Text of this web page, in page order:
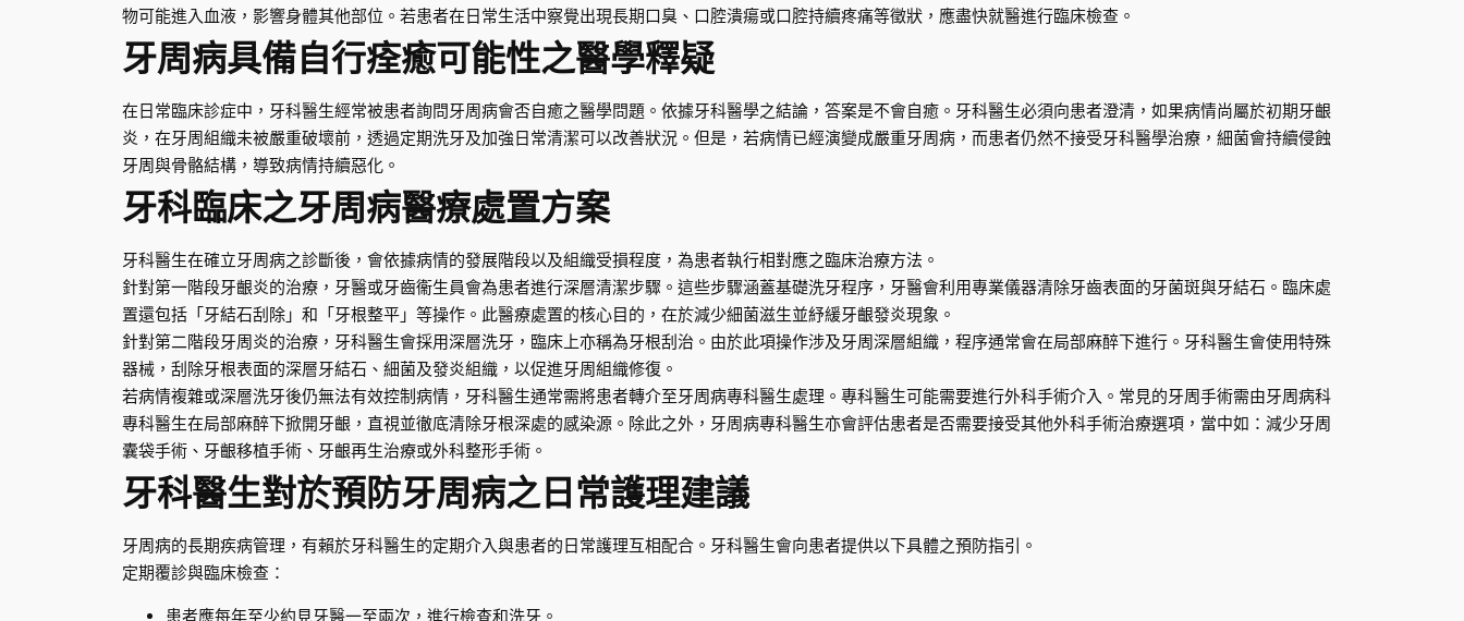
物可能進入血液，影響身體其他部位。若患者在日常生活中察覺出現長期口臭、口腔潰瘍或口腔持續疼痛等徵狀，應盡快就醫進行臨床檢查。
牙周病具備自行痊癒可能性之醫學釋疑
在日常臨床診症中，牙科醫生經常被患者詢問牙周病會否自癒之醫學問題。依據牙科醫學之結論，答案是不會自癒。牙科醫生必須向患者澄清，如果病情尚屬於初期牙齦
炎，在牙周組織未被嚴重破壞前，透過定期洗牙及加強日常清潔可以改善狀況。但是，若病情已經演變成嚴重牙周病，而患者仍然不接受牙科醫學治療，細菌會持續侵蝕
牙周與骨骼結構，導致病情持續惡化。
牙科臨床之牙周病醫療處置方案
牙科醫生在確立牙周病之診斷後，會依據病情的發展階段以及組織受損程度，為患者執行相對應之臨床治療方法。
針對第一階段牙齦炎的治療，牙醫或牙齒衞生員會為患者進行深層清潔步驟。這些步驟涵蓋基礎洗牙程序，牙醫會利用專業儀器清除牙齒表面的牙菌斑與牙結石。臨床處
置還包括「牙結石刮除」和「牙根整平」等操作。此醫療處置的核心目的，在於減少細菌滋生並紓緩牙齦發炎現象。
針對第二階段牙周炎的治療，牙科醫生會採用深層洗牙，臨床上亦稱為牙根刮治。由於此項操作涉及牙周深層組織，程序通常會在局部麻醉下進行。牙科醫生會使用特殊
器械，刮除牙根表面的深層牙結石、細菌及發炎組織，以促進牙周組織修復。
若病情複雜或深層洗牙後仍無法有效控制病情，牙科醫生通常需將患者轉介至牙周病專科醫生處理。專科醫生可能需要進行外科手術介入。常見的牙周手術需由牙周病科
專科醫生在局部麻醉下掀開牙齦，直視並徹底清除牙根深處的感染源。除此之外，牙周病專科醫生亦會評估患者是否需要接受其他外科手術治療選項，當中如：減少牙周
囊袋手術、牙齦移植手術、牙齦再生治療或外科整形手術。
牙科醫生對於預防牙周病之日常護理建議
牙周病的長期疾病管理，有賴於牙科醫生的定期介入與患者的日常護理互相配合。牙科醫生會向患者提供以下具體之預防指引。
定期覆診與臨床檢查：
患者應每年至少約見牙醫一至兩次，進行檢查和洗牙。